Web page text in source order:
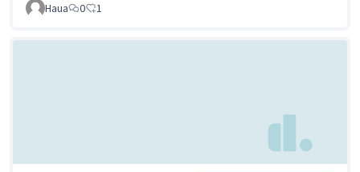
Haua
0 1